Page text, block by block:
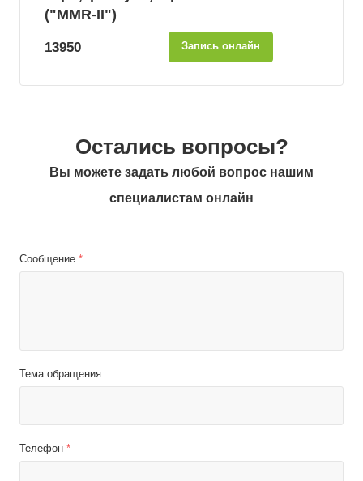
("MMR-II")
13950 Запись онлайн
Остались вопросы?
Вы можете задать любой вопрос нашим
специалистам онлайн
Сообщение *
Тема обращения
Телефон *